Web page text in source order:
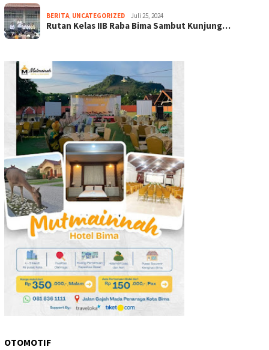
BERITA UNCATEGORIZED Juli 25, 2024
Rutan Kelas IIB Raba Bima Sambut Kunjung…
OTOMOTIF